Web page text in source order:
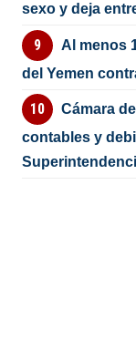
sexo y deja
Al menos
del Yemen
Cámara
contables y